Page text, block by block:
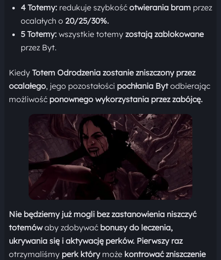
4 Totemy:redukuje szybkość otwierania bramprzez
ocalałych o 20/25/30%.
5 Totemy:wszystkie totemy zostają zablokowane
przez Byt.
Kiedy Totem Odrodzenia zostanie zniszczony przez
ocalałego, jego pozostałości pochłania Bytodbierając
możliwość ponownego wykorzystania przez zabójcę.
Nie będziemy już mogli bez zastanowienia niszczyć
totemówaby zdobywać bonusy do leczenia,
ukrywania się i aktywację perków. Pierwszy raz
otrzymaliśmy perk który możekontrować zniszczenie